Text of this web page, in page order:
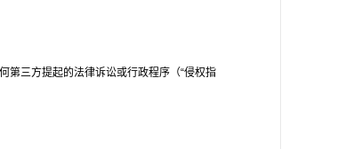
第三方提起的法律诉讼或行政程序（“侵权指